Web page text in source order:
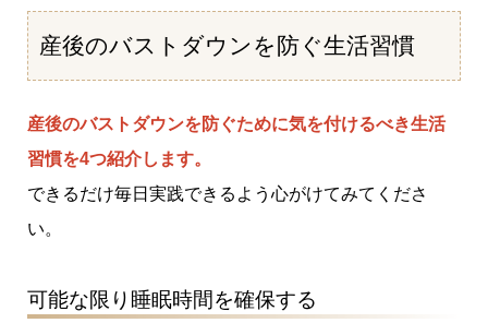
産後のバストダウンを防ぐ生活習慣
産後のバストダウンを防ぐために気を付けるべき生活
習慣を4つ紹介します。
できるだけ毎日実践できるよう心がけてみてくださ
い。
可能な限り睡眠時間を確保する